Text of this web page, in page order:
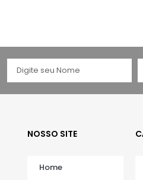
NOSSO SITE
Home